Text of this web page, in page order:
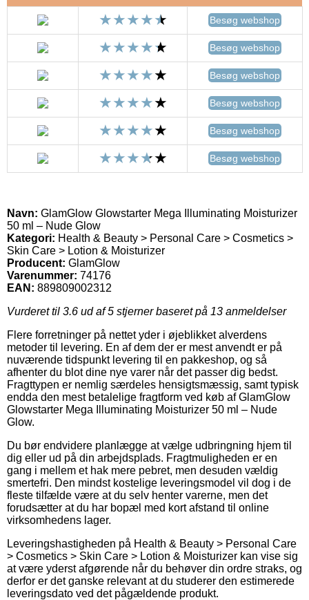
Besøg webshop
Besøg webshop
Besøg webshop
Besøg webshop
Besøg webshop
Besøg webshop
Navn: GlamGlow Glowstarter Mega Illuminating Moisturizer
50 ml – Nude Glow
Kategori: Health & Beauty > Personal Care > Cosmetics >
Skin Care > Lotion & Moisturizer
Producent: GlamGlow
Varenummer: 74176
EAN: 889809002312
Vurderet til 3.6 ud af 5 stjerner baseret på 13 anmeldelser
Flere forretninger på nettet yder i øjeblikket alverdens
metoder til levering. En af dem der er mest anvendt er på
nuværende tidspunkt levering til en pakkeshop, og så
afhenter du blot dine nye varer når det passer dig bedst.
Fragttypen er nemlig særdeles hensigtsmæssig, samt typisk
endda den mest betalelige fragtform ved køb af GlamGlow
Glowstarter Mega Illuminating Moisturizer 50 ml – Nude
Glow.
Du bør endvidere planlægge at vælge udbringning hjem til
dig eller ud på din arbejdsplads. Fragtmuligheden er en
gang i mellem et hak mere pebret, men desuden vældig
smertefri. Den mindst kostelige leveringsmodel vil dog i de
fleste tilfælde være at du selv henter varerne, men det
forudsætter at du har bopæl med kort afstand til online
virksomhedens lager.
Leveringshastigheden på Health & Beauty > Personal Care
> Cosmetics > Skin Care > Lotion & Moisturizer kan vise sig
at være yderst afgørende når du behøver din ordre straks, og
derfor er det ganske relevant at du studerer den estimerede
leveringsdato ved det pågældende produkt.